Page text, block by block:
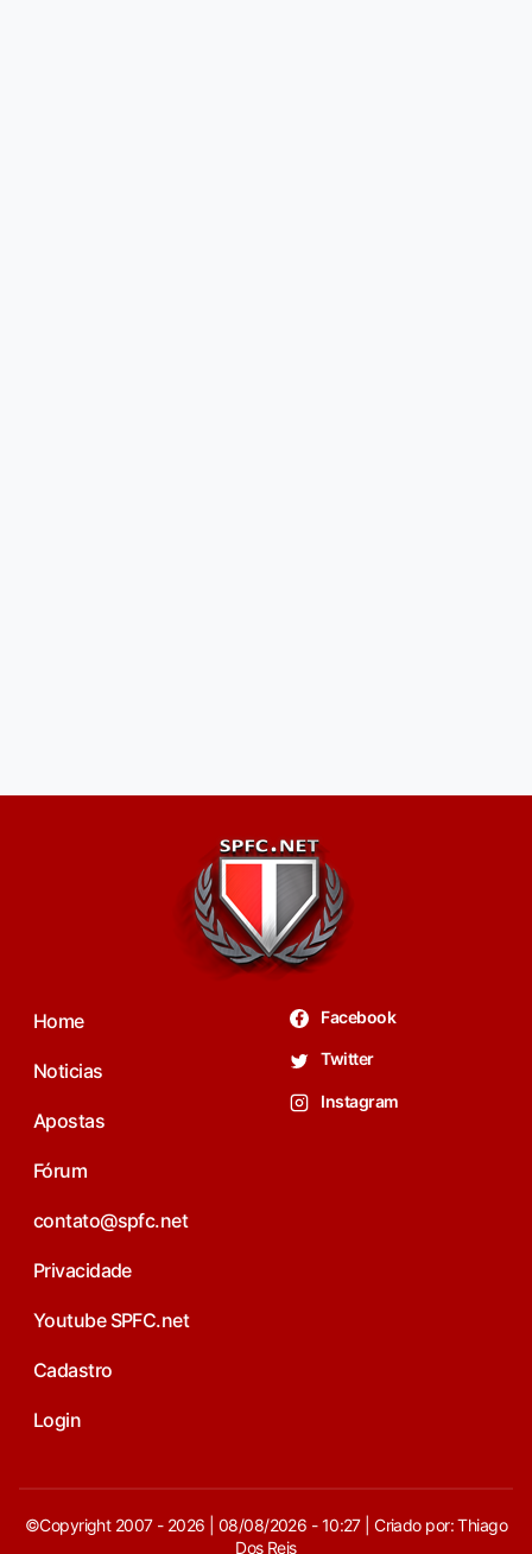
Home
Noticias
Apostas
Fórum
contato@spfc.net
Privacidade
Youtube SPFC.net
Cadastro
Login
Facebook
Twitter
Instagram
©Copyright 2007 - 2026 | 08/08/2026 - 10:27 | Criado por: Thiago
Dos Reis